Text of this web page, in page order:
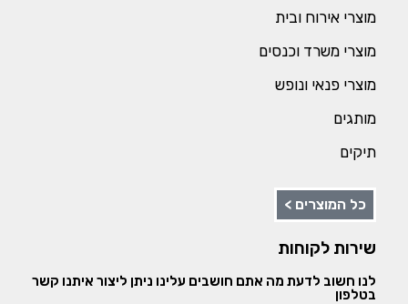
מוצרי אירוח ובית
מוצרי משרד וכנסים
מוצרי פנאי ונופש
מותגים
תיקים
כל המוצרים >
שירות לקוחות
לנו חשוב לדעת מה אתם חושבים עלינו ניתן ליצור איתנו קשר
בטלפון